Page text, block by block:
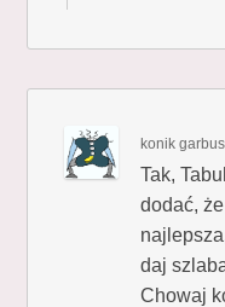
konik
Tak,
dodać,
daj
Chowaj